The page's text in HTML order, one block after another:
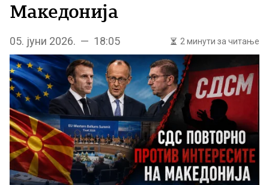
Македонија
05. јуни 2026. — 18:05 2 минути за читање